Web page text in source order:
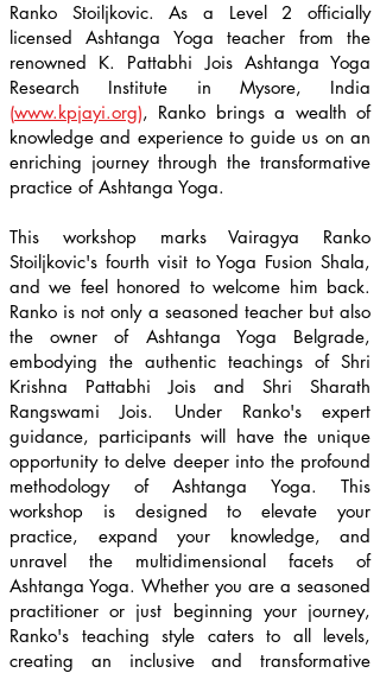
Ranko Stoiljkovic. As a Level 2 officially
licensed Ashtanga Yoga teacher from the
renowned K. Pattabhi Jois Ashtanga Yoga
Research Institute in Mysore, India
(www.kpjayi.org), Ranko brings a wealth of
knowledge and experience to guide us on an
enriching journey through the transformative
practice of Ashtanga Yoga.
This workshop marks Vairagya Ranko
Stoiljkovic's fourth visit to Yoga Fusion Shala,
and we feel honored to welcome him back.
Ranko is not only a seasoned teacher but also
the owner of Ashtanga Yoga Belgrade,
embodying the authentic teachings of Shri
Krishna Pattabhi Jois and Shri Sharath
Rangswami Jois. Under Ranko's expert
guidance, participants will have the unique
opportunity to delve deeper into the profound
methodology of Ashtanga Yoga. This
workshop is designed to elevate your
practice, expand your knowledge, and
unravel the multidimensional facets of
Ashtanga Yoga. Whether you are a seasoned
practitioner or just beginning your journey,
Ranko's teaching style caters to all levels,
creating an inclusive and transformative